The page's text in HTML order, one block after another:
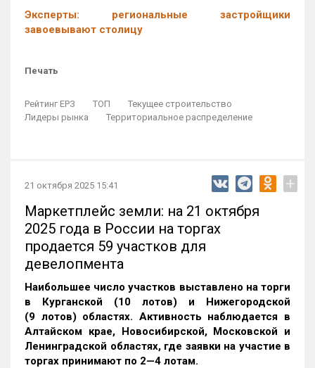
Эксперты: региональные застройщики
завоевывают столицу
Печать
Рейтинг ЕРЗ ТОП
Текущее строительство
Лидеры рынка
Территориальное распределение
21 октября 2025 15:41 +
Маркетплейс земли: на 21 октября
2025 года в России на торгах
продается 59 участков для
девелопмента
Наибольшее число участков выставлено на торги
в Курганской (10 лотов) и Нижегородской
(9 лотов) областях. Активность наблюдается в
Алтайском крае, Новосибирской, Московской и
Ленинградской областях, где заявки на участие в
торгах принимают по 2—4 лотам.